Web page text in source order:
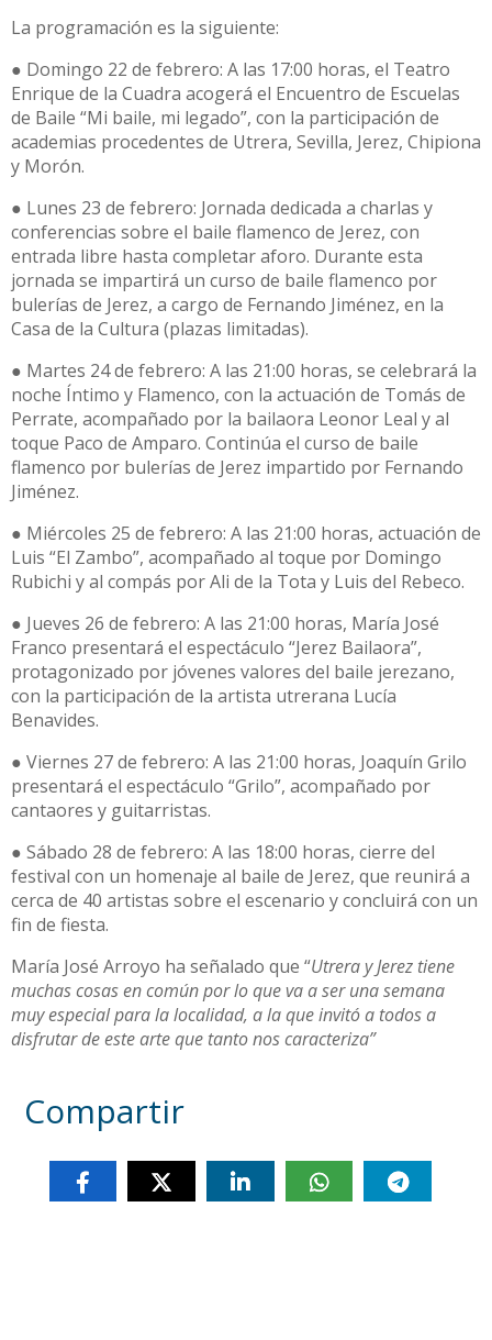
La programación es la siguiente:
● Domingo 22 de febrero: A las 17:00 horas, el Teatro
Enrique de la Cuadra acogerá el Encuentro de Escuelas
de Baile “Mi baile, mi legado”, con la participación de
academias procedentes de Utrera, Sevilla, Jerez, Chipiona
y Morón.
● Lunes 23 de febrero: Jornada dedicada a charlas y
conferencias sobre el baile flamenco de Jerez, con
entrada libre hasta completar aforo. Durante esta
jornada se impartirá un curso de baile flamenco por
bulerías de Jerez, a cargo de Fernando Jiménez, en la
Casa de la Cultura (plazas limitadas).
● Martes 24 de febrero: A las 21:00 horas, se celebrará la
noche Íntimo y Flamenco, con la actuación de Tomás de
Perrate, acompañado por la bailaora Leonor Leal y al
toque Paco de Amparo. Continúa el curso de baile
flamenco por bulerías de Jerez impartido por Fernando
Jiménez.
● Miércoles 25 de febrero: A las 21:00 horas, actuación de
Luis “El Zambo”, acompañado al toque por Domingo
Rubichi y al compás por Ali de la Tota y Luis del Rebeco.
● Jueves 26 de febrero: A las 21:00 horas, María José
Franco presentará el espectáculo “Jerez Bailaora”,
protagonizado por jóvenes valores del baile jerezano,
con la participación de la artista utrerana Lucía
Benavides.
● Viernes 27 de febrero: A las 21:00 horas, Joaquín Grilo
presentará el espectáculo “Grilo”, acompañado por
cantaores y guitarristas.
● Sábado 28 de febrero: A las 18:00 horas, cierre del
festival con un homenaje al baile de Jerez, que reunirá a
cerca de 40 artistas sobre el escenario y concluirá con un
fin de fiesta.
María José Arroyo ha señalado que “Utrera y Jerez tiene
muchas cosas en común por lo que va a ser una semana
muy especial para la localidad, a la que invitó a todos a
disfrutar de este arte que tanto nos caracteriza”
Compartir